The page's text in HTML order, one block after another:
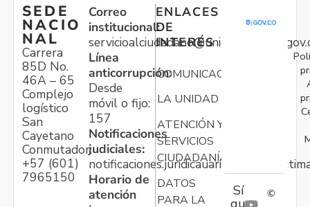
SEDE
NACIO
NAL
Carrera
85D No.
46A – 65
Complejo
logístico
San
Cayetano
Conmutador:
+57 (601)
7965150
Correo
institucional:
Línea
anticorrupción:
Desde
móvil o fijo:
157
Notificaciones
judiciales:
Horario de
atención
ENLACES
DE
INTERÉS
COMUNICACIONES
LA UNIDAD
ATENCIÓN Y
SERVICIOS
CIUDADANÍA
DATOS
PARA LA
Sí
gu
©